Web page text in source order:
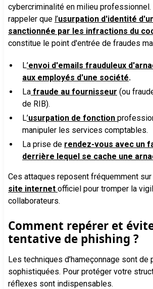
cybercriminalité en milieu
rappeler que l’usurpation d'identité
sanctionnée par les infractions du
constitue le point d'entrée de fraudes
L’envoi d'emails frauduleux
aux employés d'une société.
La fraude au fournisseur (ou
de RIB).
L’usurpation de fonction
manipuler les services comptables.
La prise de rendez-vous avec un
derrière lequel se cache une
Ces attaques reposent fréquemment sur
site internet officiel pour tromper la
collaborateurs.
Comment repérer et
tentative de phishing ?
Les techniques d’hameçonnage sont de
sophistiquées. Pour protéger votre
réflexes sont indispensables.